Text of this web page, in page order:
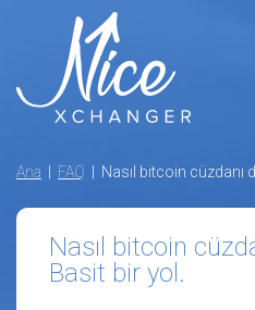
Ana FAQ | Nasıl bitcoin cüzdanı
Nasıl bitcoin
Basit bir yol.